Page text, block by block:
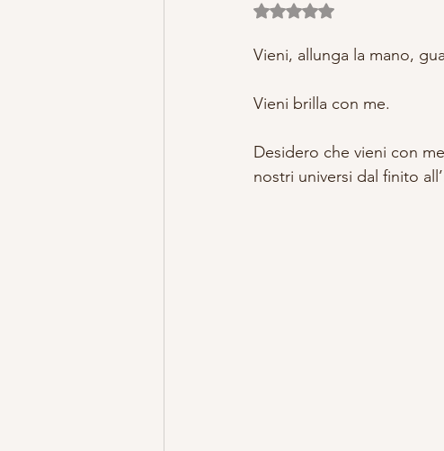
MISTERO E ARTEValutazione NaN stelle su 5.
Vieni, allunga la mano,
Vieni brilla con me.
Desidero che vieni con
nostri universi dal finito